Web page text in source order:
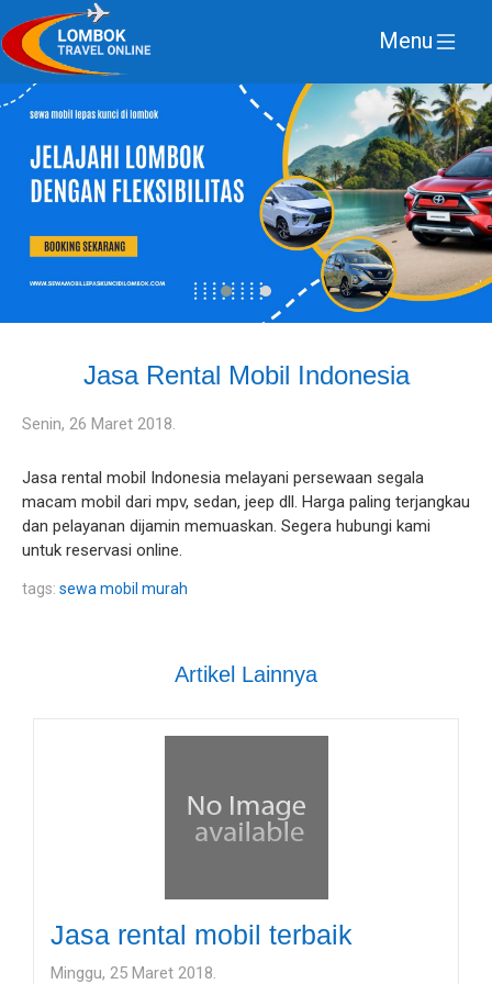
Menu
Jasa Rental Mobil Indonesia
Senin, 26 Maret 2018.
Jasa rental mobil Indonesia melayani persewaan segala
macam mobil dari mpv, sedan, jeep dll. Harga paling terjangkau
dan pelayanan dijamin memuaskan. Segera hubungi kami
untuk reservasi online.
tags: sewa mobil murah
Artikel Lainnya
Jasa rental mobil terbaik
Minggu, 25 Maret 2018.